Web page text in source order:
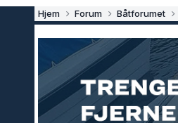
Hjem Forum Båtforumet